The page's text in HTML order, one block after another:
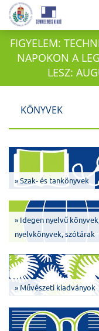
FIGYELEM:
NAPOKON A
LESZ:
KÖNYVEK
» Szak- és tankönyvek
» Idegen nyelvű
nyelvkönyvek, szótárak
» Művészeti kiadványok